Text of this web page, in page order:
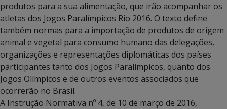
produtos para a sua alimentação, que irão acompanhar os
atletas dos Jogos Paralímpicos Rio 2016. O texto define
também normas para a importação de produtos de origem
animal e vegetal para consumo humano das delegações,
organizações e representações diplomáticas dos países
participantes tanto dos Jogos Paralímpicos, quanto dos
Jogos Olímpicos e de outros eventos associados que
ocorrerão no Brasil.
A Instrução Normativa nº 4, de 10 de março de 2016,